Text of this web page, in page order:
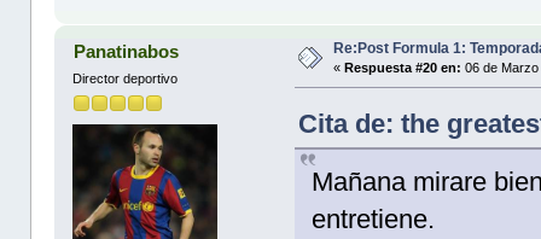
Panatinabos
Director deportivo
Re:Post Formula 1:
«Respuesta #20 en: 06 de
Cita de: the
Mañana mirare
entretiene.